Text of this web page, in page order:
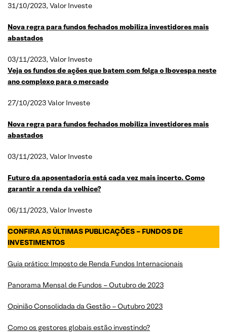
31/10/2023, Valor Investe
Nova regra para fundos fechados mobiliza investidores mais
abastados
03/11/2023, Valor Investe
Veja os fundos de ações que batem com folga o Ibovespa neste
ano complexo para o mercado
27/10/2023 Valor Investe
Nova regra para fundos fechados mobiliza investidores mais
abastados
03/11/2023, Valor Investe
Futuro da aposentadoria está cada vez mais incerto. Como
garantir a renda da velhice?
06/11/2023, Valor Investe
CONFIRA AS ÚLTIMAS PUBLICAÇÕES – FUNDOS DE
INVESTIMENTOS
Guia prático: Imposto de Renda Fundos Internacionais
Panorama Mensal de Fundos – Outubro de 2023
Opinião Consolidada da Gestão – Outubro 2023
Como os gestores globais estão investindo?